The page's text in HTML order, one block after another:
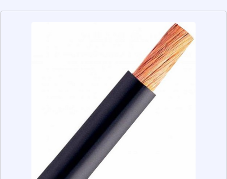
eles são projetados para serem fáceis de usar e manter.
Os uniformes NR10 são obrigatórios para todos os
trabalhadores que lidam com energia elétrica, pois eles
oferecem a segurança necessária para evitar acidentes.
É importante que os trabalhadores usem os uniformes
corretamente e que os mantenham limpos e em boas
condições. Os uniformes NR10 são essenciais para
garantir a segurança de todos os trabalhadores que
lidam com energia elétrica.